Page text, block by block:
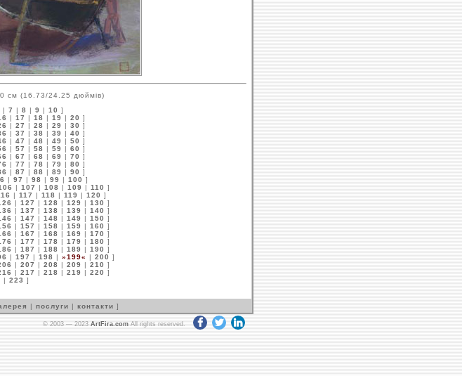
см (16.73/24.25 дюймів)
| 7 | 8 | 9 | 10 ]
| 17 | 18 | 19 | 20 ]
| 27 | 28 | 29 | 30 ]
| 37 | 38 | 39 | 40 ]
| 47 | 48 | 49 | 50 ]
| 57 | 58 | 59 | 60 ]
| 67 | 68 | 69 | 70 ]
| 77 | 78 | 79 | 80 ]
| 87 | 88 | 89 | 90 ]
| 97 | 98 | 99 | 100 ]
| 107 | 108 | 109 | 110 ]
| 117 | 118 | 119 | 120 ]
| 127 | 128 | 129 | 130 ]
| 137 | 138 | 139 | 140 ]
| 147 | 148 | 149 | 150 ]
| 157 | 158 | 159 | 160 ]
| 167 | 168 | 169 | 170 ]
| 177 | 178 | 179 | 180 ]
| 187 | 188 | 189 | 190 ]
| 197 | 198 | »199« | 200 ]
| 207 | 208 | 209 | 210 ]
| 217 | 218 | 219 | 220 ]
| 223 ]
| послуги | контакти ]
© 2003 — 2023 ArtFira.com All rights reserved.